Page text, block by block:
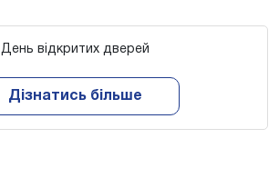
День відкритих дверей
Дізнатись більше